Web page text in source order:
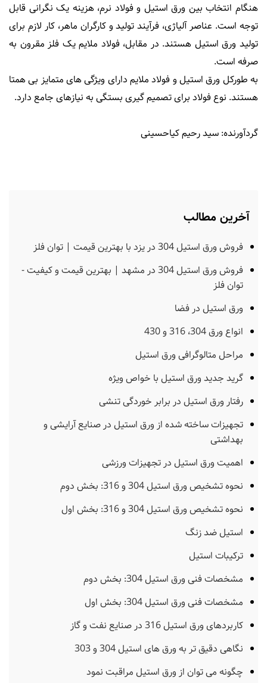
هنگام انتخاب بین ورق استیل و فولاد نرم، هزینه یک نگرانی قابل
توجه است. عناصر آلیاژی، فرآیند تولید و کارگران ماهر، کار لازم برای
تولید ورق استیل هستند. در مقابل، فولاد ملایم یک فلز مقرون به
صرفه است.
به طورکل ورق استیل و فولاد ملایم دارای ویژگی های متمایز بی همتا
هستند. نوع فولاد برای تصمیم گیری بستگی به نیازهای جامع دارد.
گردآورنده: سید رحیم کیاحسینی
آخرین مطالب
فروش ورق استیل 304 در یزد با بهترین قیمت | توان فلز
فروش ورق استیل 304 در مشهد | بهترین قیمت و کیفیت -
توان فلز
ورق استیل در فضا
انواع ورق 304، 316 و 430
مراحل متالوگرافی ورق استیل
گرید جدید ورق استیل با خواص ویژه
رفتار ورق استیل در برابر خوردگی تنشی
تجهیزات ساخته شده از ورق استیل در صنایع آرایشی و
بهداشتی
اهمیت ورق استیل در تجهیزات ورزشی
نحوه تشخیص ورق استیل 304 و 316: بخش دوم
نحوه تشخیص ورق استیل 304 و 316: بخش اول
استیل ضد زنگ
ترکیبات استیل
مشخصات فنی ورق استیل 304: بخش دوم
مشخصات فنی ورق استیل 304: بخش اول
کاربردهای ورق استیل 316 در صنایع نفت و گاز
نگاهی دقیق تر به ورق های استیل 304 و 303
چگونه می توان از ورق استیل مراقبت نمود